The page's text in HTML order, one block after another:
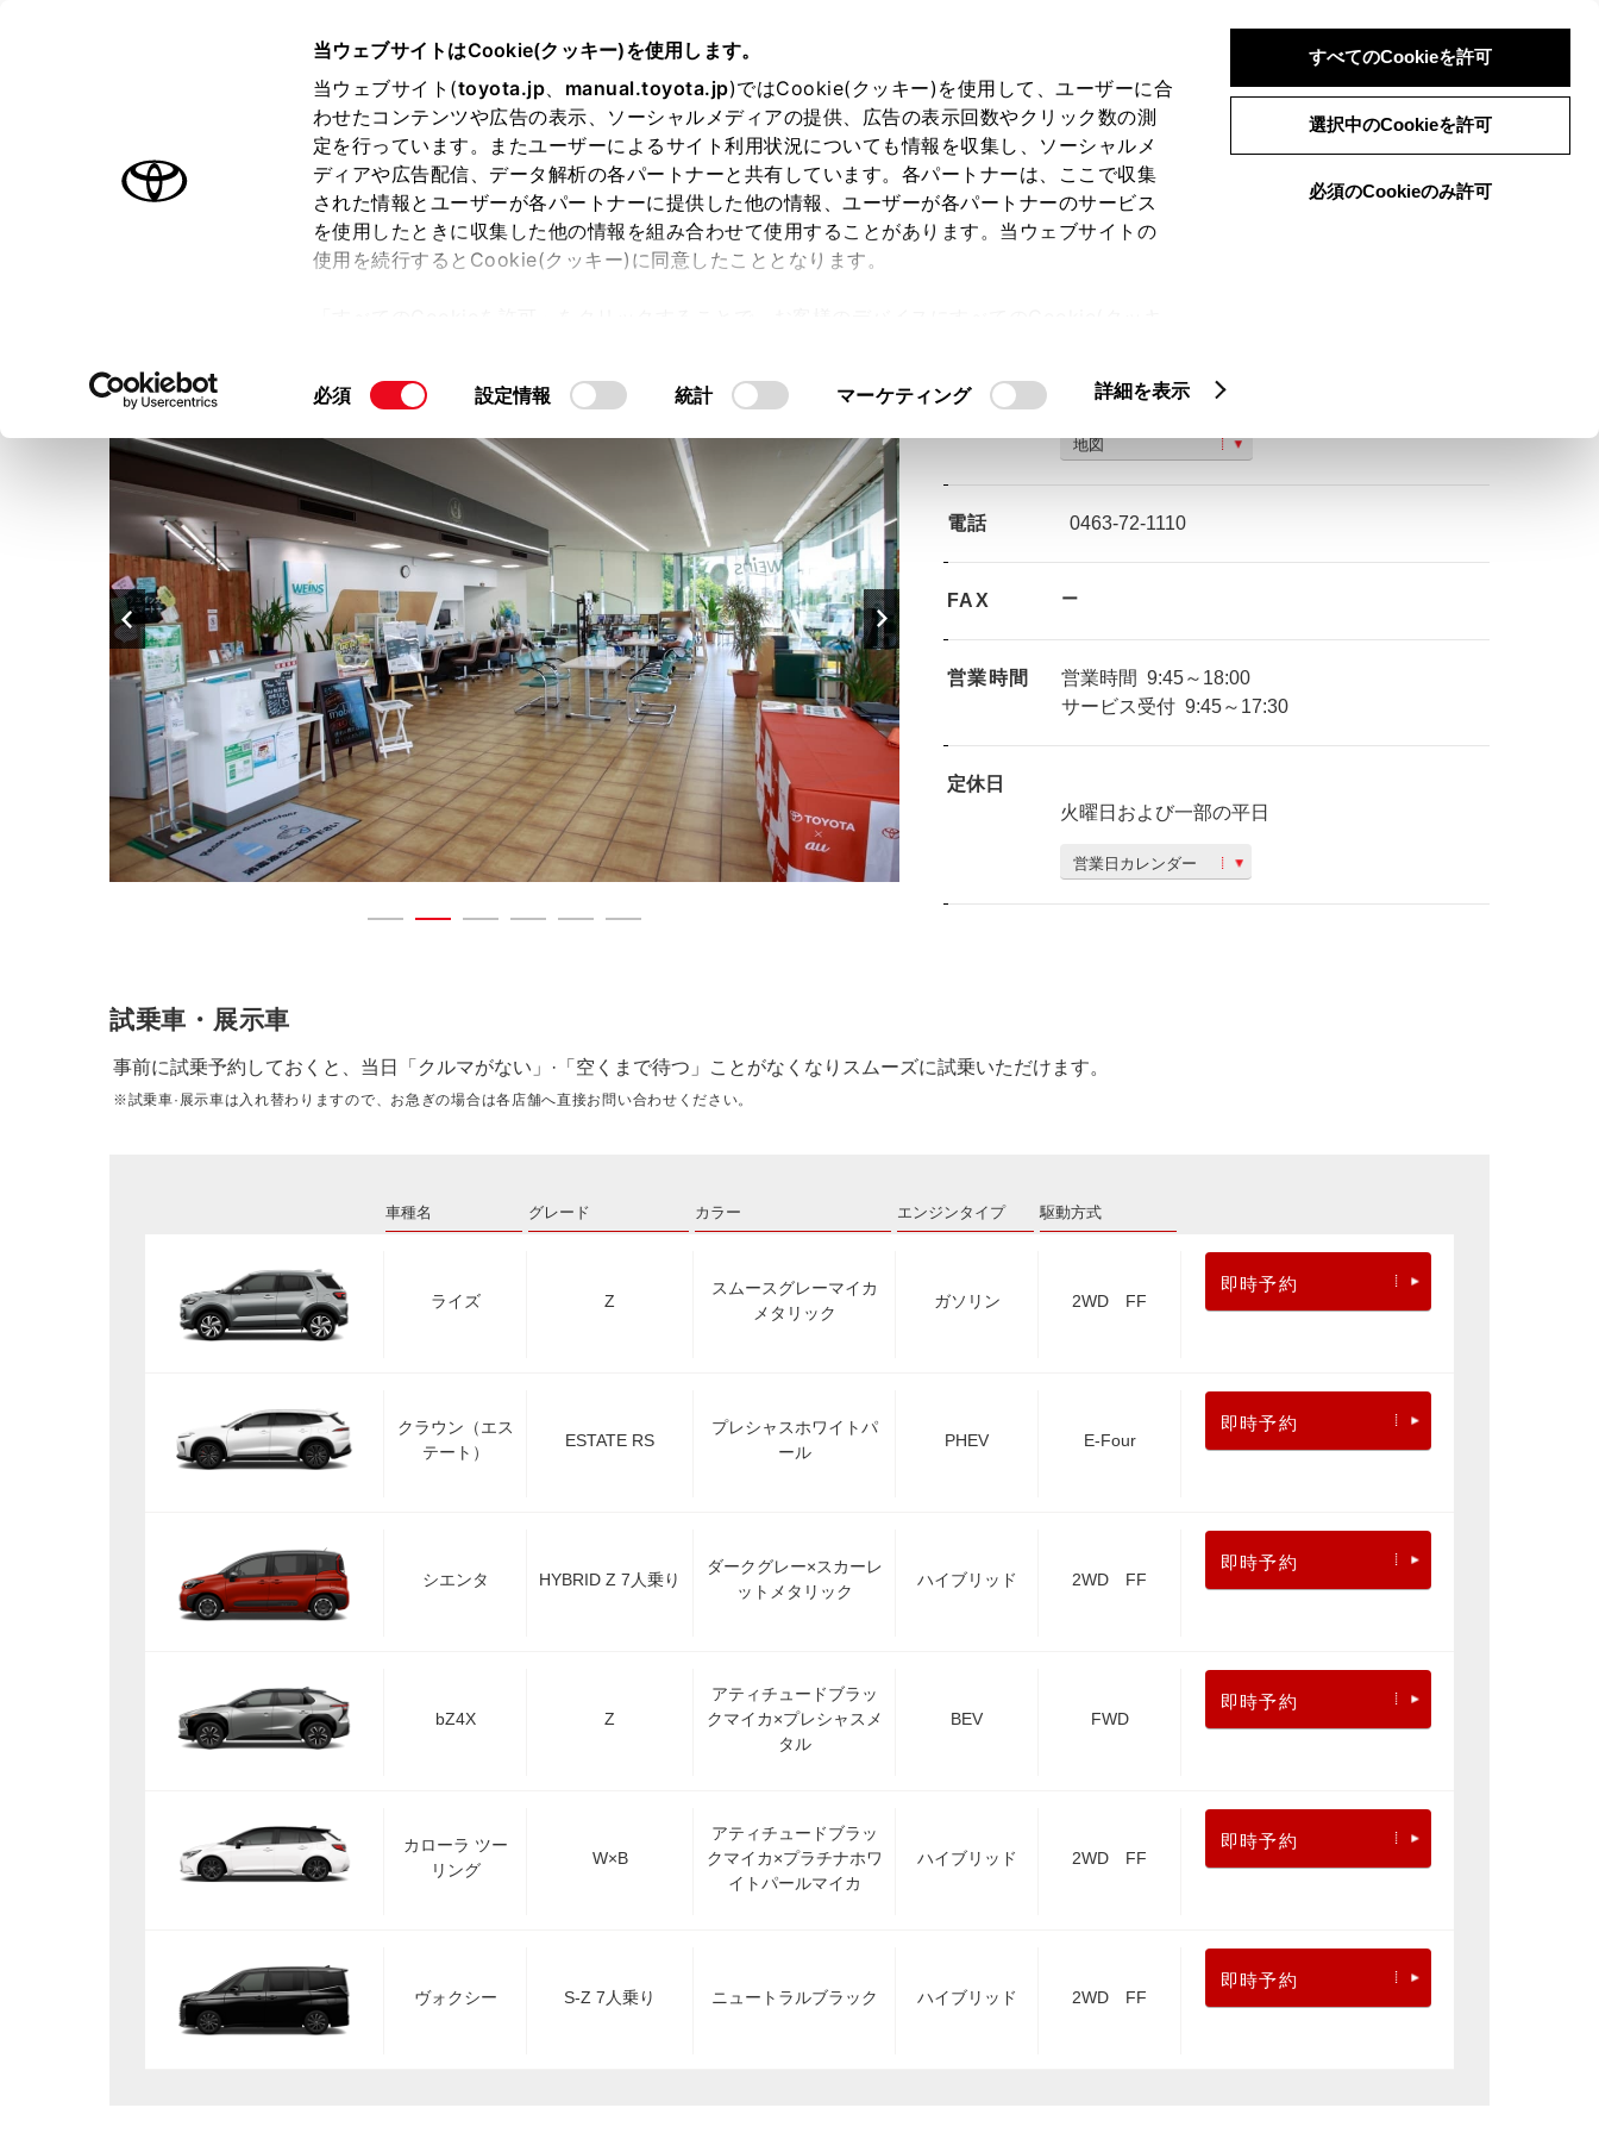
当ウェブサイトはCookie(クッキー)を使用します。
当ウェブサイト(toyota.jp、 manual.toyota.jp)ではCookie(クッキー)を使用して、ユーザーに合
わせたコンテンツや広告の表示、ソーシャルメディアの提供、広告の表示回数やクリック数の測
定を行っています。またユーザーによるサイト利用状況についても情報を収集し、ソーシャルメ
ディアや広告配信、データ解析の各パートナーと共有しています。各パートナーは、ここで収集
された情報とユーザーが各パートナーに提供した他の情報、ユーザーが各パートナーのサービス
を使用したときに収集した他の情報を組み合わせて使用することがあります。当ウェブサイトの
使用を続行するとCookie(クッキー)に同意したこととなります。
て」をご覧ください。
同
選
択
必須 設定情報 統計 マーケティング 詳細を表示
すべてのCookieを許可
選択中のCookieを許可
必須のCookieのみ許可
ログイン 検索 メニュー
オーナーサポート トピックス
店舗トップ ご購入相談
住所 神奈川県中郡二宮町二宮１２６４−１１
地図
電話 0463-72-1110
FAX ー
営業時間 営業時間
9:45～18:00
サービス受付 9:45～17:30
定休日
火曜日および一部の平日
営業日カレンダー
試乗車・展示車
事前に試乗予約しておくと、当日「クルマがない」·「空くまで待つ」ことがなくなりスムーズに試乗いただけます。
※試乗車·展示車は入れ替わりますので、お急ぎの場合は各店舗へ直接お問い合わせください。
車種名 グレード カラー エンジンタイプ 駆動方式
ライズ Z
スムースグレーマイカ
メタリック
ガソリン 2WD FF
即時予約
クラウン（エス
テート）
ESTATE RS
プレシャスホワイトパ
ール
PHEV E-Four
即時予約
シエンタ HYBRID Z 7人乗り
ダークグレー×スカーレ
ットメタリック
ハイブリッド 2WD FF
即時予約
bZ4X Z
アティチュードブラッ
クマイカ×プレシャスメ
タル
BEV FWD
即時予約
カローラ ツー
リング
W×B
アティチュードブラッ
クマイカ×プラチナホワ
イトパールマイカ
ハイブリッド 2WD FF
即時予約
ヴォクシー S-Z 7人乗り ニュートラルブラック ハイブリッド 2WD FF
即時予約